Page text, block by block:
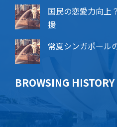
国民の恋愛力向上
援
常夏シンガポール
BROWSING HISTORY